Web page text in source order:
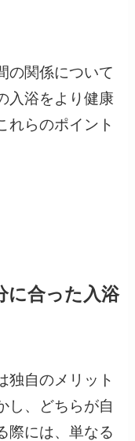
の関係について
入浴をより健康
れらのポイント
に合った入浴
独自のメリット
し、どちらが自
際には、単なる